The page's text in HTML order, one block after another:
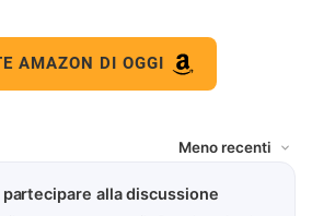
AMAZON DI OGGI
alla discussione